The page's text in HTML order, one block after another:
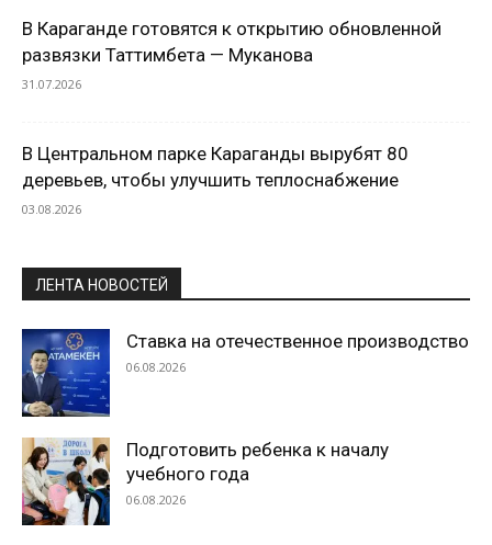
В Караганде готовятся к открытию обновленной
развязки Таттимбета — Муканова
31.07.2026
В Центральном парке Караганды вырубят 80
деревьев, чтобы улучшить теплоснабжение
03.08.2026
ЛЕНТА НОВОСТЕЙ
Ставка на отечественное производство
06.08.2026
Подготовить ребенка к началу
учебного года
06.08.2026